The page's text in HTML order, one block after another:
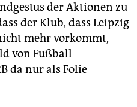
der Aktionen zu
der Klub, dass Leipzig
mehr vorkommt,
von Fußball
da nur als Folie